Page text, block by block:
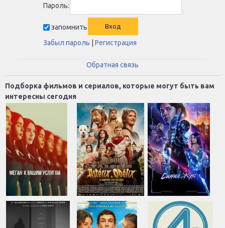
Пароль:
запомнить
Забыл пароль
Регистрация
Обратная связь
Подборка фильмов и сериалов, которые могут быть вам
интересны сегодня